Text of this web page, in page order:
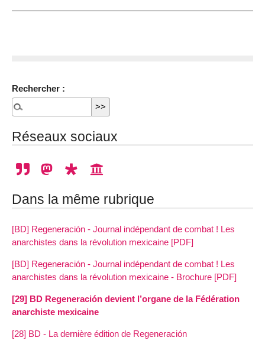
Rechercher :
Réseaux sociaux
Dans la même rubrique
[BD] Regeneración - Journal indépendant de combat ! Les
anarchistes dans la révolution mexicaine [PDF]
[BD] Regeneración - Journal indépendant de combat ! Les
anarchistes dans la révolution mexicaine - Brochure [PDF]
[29] BD Regeneración devient l’organe de la Fédération
anarchiste mexicaine
[28] BD - La dernière édition de Regeneración